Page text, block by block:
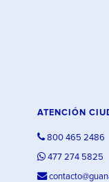
ATENCIÓN
800 465 2486
477 274 5825